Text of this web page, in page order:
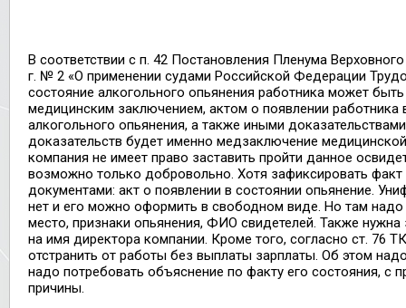
В соответствии с п. 42 Постановления Пленума
г. № 2 «О применении судами Российской Федерации
состояние алкогольного опьянения работника может
медицинским заключением, актом о появлении работника
алкогольного опьянения, а также иными
доказательств будет именно медзаключение
компания не имеет право заставить пройти данное
возможно только добровольно. Хотя зафиксировать
документами: акт о появлении в состоянии опьянение.
нет и его можно оформить в свободном виде. Но там надо
место, признаки опьянения, ФИО свидетелей. Также нужна
на имя директора компании. Кроме того, согласно ст. 76
отстранить от работы без выплаты зарплаты. Об этом
надо потребовать объяснение по факту его состояния, с
причины.